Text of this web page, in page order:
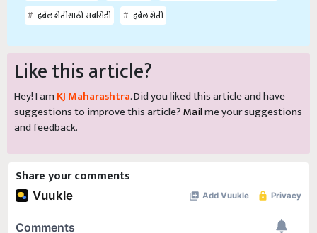
हर्बल शेतीसाठी सबसिडी
हर्बल शेती
Like this article?
Hey! I am KJ Maharashtra. Did you liked this article and have
suggestions to improve this article?Mailme your suggestions
and feedback.
Share your comments